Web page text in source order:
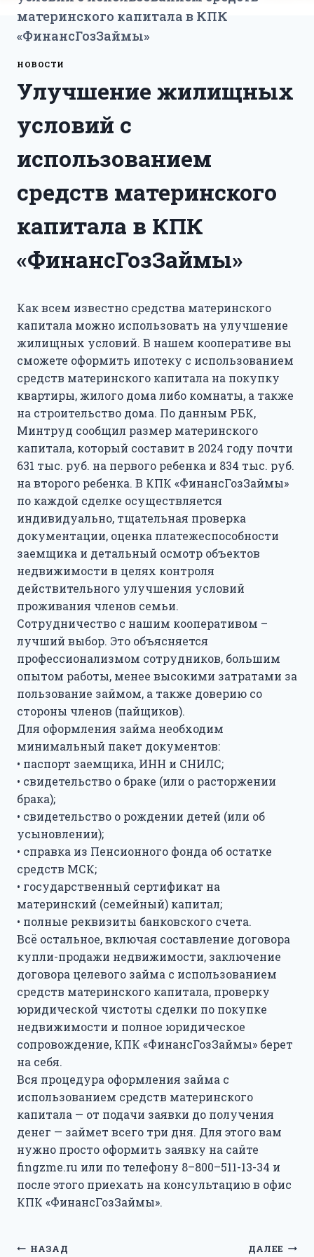
материнского капитала в КПК
«ФинансГозЗаймы»
НОВОСТИ
Улучшение жилищных
условий с
использованием
средств материнского
капитала в КПК
«ФинансГозЗаймы»
Как всем известно средства материнского
капитала можно использовать на улучшение
жилищных условий. В нашем кооперативе вы
сможете оформить ипотеку с использованием
средств материнского капитала на покупку
квартиры, жилого дома либо комнаты, а также
на строительство дома. По данным РБК,
Минтруд сообщил размер материнского
капитала, который составит в 2024 году почти
631 тыс. руб. на первого ребенка и 834 тыс. руб.
на второго ребенка. В КПК «ФинансГозЗаймы»
по каждой сделке осуществляется
индивидуально, тщательная проверка
документации, оценка платежеспособности
заемщика и детальный осмотр объектов
недвижимости в целях контроля
действительного улучшения условий
проживания членов семьи.
Сотрудничество с нашим кооперативом –
лучший выбор. Это объясняется
профессионализмом сотрудников, большим
опытом работы, менее высокими затратами за
пользование займом, а также доверию со
стороны членов (пайщиков).
Для оформления займа необходим
минимальный пакет документов:
• паспорт заемщика, ИНН и СНИЛС;
• свидетельство о браке (или о расторжении
брака);
• свидетельство о рождении детей (или об
усыновлении);
• справка из Пенсионного фонда об остатке
средств МСК;
• государственный сертификат на
материнский (семейный) капитал;
• полные реквизиты банковского счета.
Всё остальное, включая составление договора
купли-продажи недвижимости, заключение
договора целевого займа с использованием
средств материнского капитала, проверку
юридической чистоты сделки по покупке
недвижимости и полное юридическое
сопровождение, КПК «ФинансГозЗаймы» берет
на себя.
Вся процедура оформления займа с
использованием средств материнского
капитала — от подачи заявки до получения
денег — займет всего три дня. Для этого вам
нужно просто оформить заявку на сайте
fingzme.ru или по телефону 8–800–511-13-34 и
после этого приехать на консультацию в офис
КПК «ФинансГозЗаймы».
НАЗАД ДАЛЕЕ